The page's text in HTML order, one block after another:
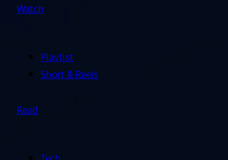
Watch
Playlist
Short & Reels
Read